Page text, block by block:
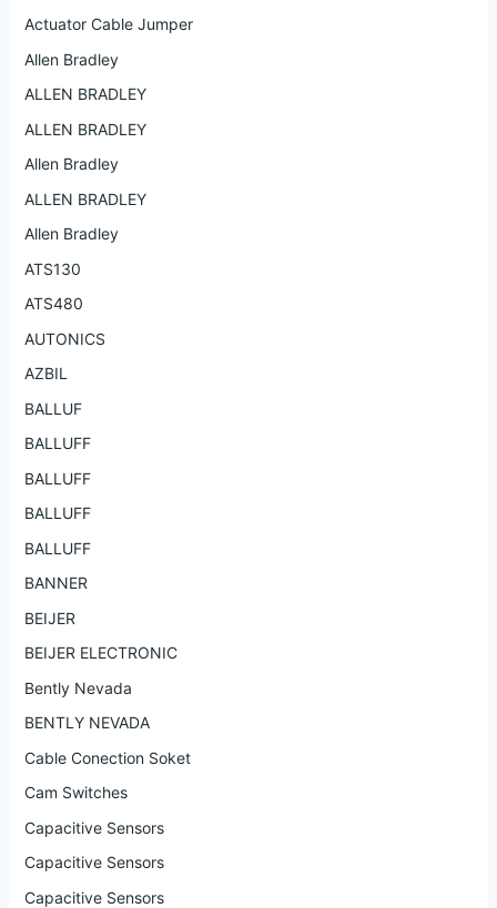
Actuator Cable Jumper
Allen Bradley
ALLEN BRADLEY
ALLEN BRADLEY
Allen Bradley
ALLEN BRADLEY
Allen Bradley
ATS130
ATS480
AUTONICS
AZBIL
BALLUF
BALLUFF
BALLUFF
BALLUFF
BALLUFF
BANNER
BEIJER
BEIJER ELECTRONIC
Bently Nevada
BENTLY NEVADA
Cable Conection Soket
Cam Switches
Capacitive Sensors
Capacitive Sensors
Capacitive Sensors